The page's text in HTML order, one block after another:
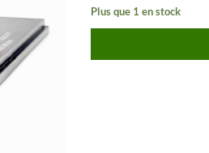
Plus que 1 en stock